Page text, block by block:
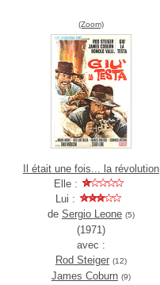
(Zoom)
Il était une fois... la révolution
Elle :
Lui :
de Sergio Leone (5)
(1971)
avec :
Rod Steiger (12)
James Coburn (9)